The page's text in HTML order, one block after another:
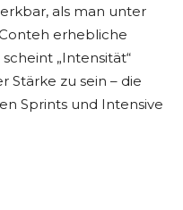
als man unter
erhebliche
„Intensität“
zu sein – die
Sprints und Intensive